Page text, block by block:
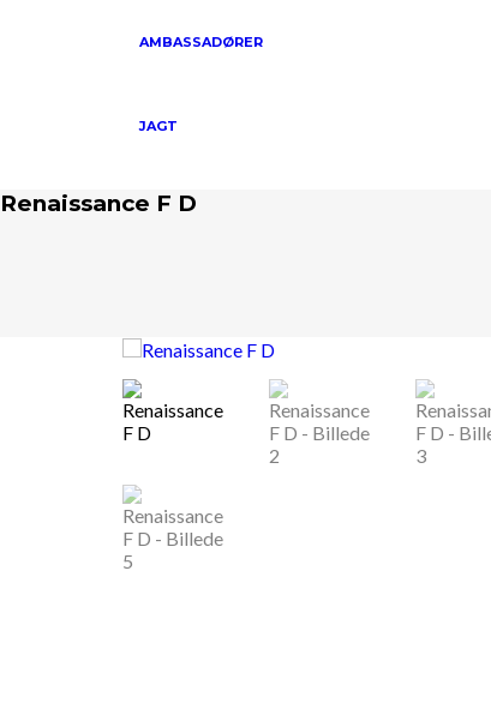
AMBASSADØRER
JAGT
Renaissance F D